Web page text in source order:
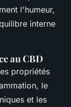
l'humeur,
interne
au CBD
propriétés
le
et les